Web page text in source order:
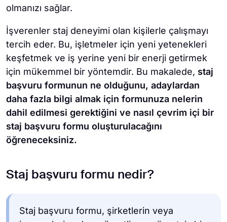
olmanızı sağlar.
İşverenler staj deneyimi olan kişilerle çalışmayı
tercih eder. Bu, işletmeler için yeni yetenekleri
keşfetmek ve iş yerine yeni bir enerji getirmek
için mükemmel bir yöntemdir. Bu makalede, staj
başvuru formunun ne olduğunu, adaylardan
daha fazla bilgi almak için formunuza nelerin
dahil edilmesi gerektiğini ve nasıl çevrim içi bir
staj başvuru formu oluşturulacağını
öğreneceksiniz.
Staj başvuru formu nedir?
Staj başvuru formu, şirketlerin veya